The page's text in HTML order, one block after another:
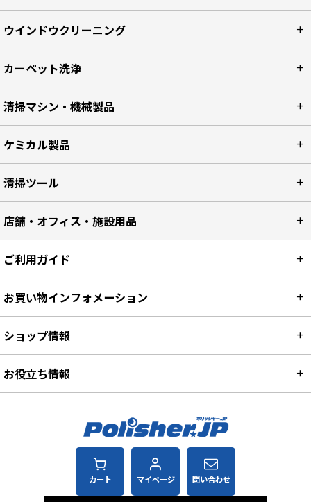
ウインドウクリーニング
カーペット洗浄
清掃マシン・機械製品
ケミカル製品
清掃ツール
店舗・オフィス・施設用品
カート マイページ 問い合わせ
ご利用ガイド
お買い物インフォメーション
ショップ情報
お役立ち情報